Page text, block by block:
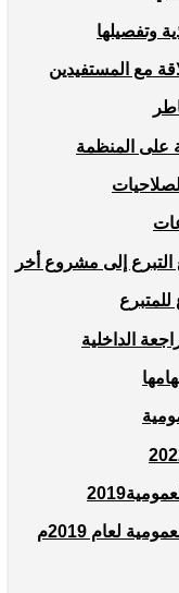
وتفصيلها
مع المستفيدين
على المنظمة
إلى مشروع أخر
للمتبرع
الداخلية
لعام 2019م